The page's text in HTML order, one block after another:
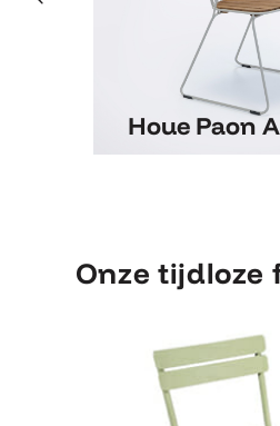
Houe Paon
Houe Paon
Onze tijdloze